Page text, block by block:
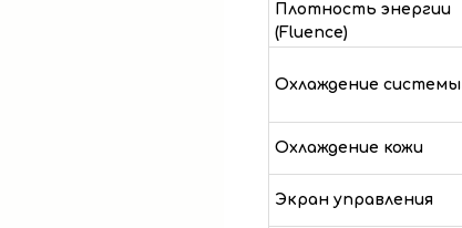
Плотность энергии
(Fluence)
Охлаждение системы
Охлаждение кожи
Экран управления